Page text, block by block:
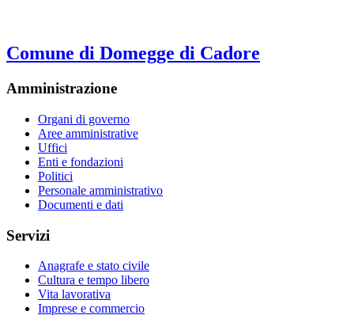
Comune di Domegge di Cadore
Amministrazione
Organi di governo
Aree amministrative
Uffici
Enti e fondazioni
Politici
Personale amministrativo
Documenti e dati
Servizi
Anagrafe e stato civile
Cultura e tempo libero
Vita lavorativa
Imprese e commercio